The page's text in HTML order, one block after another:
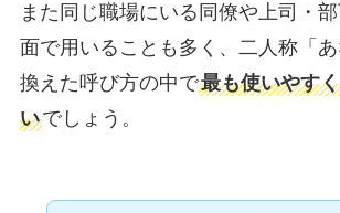
また同じ職場にいる同僚や上司・
面で用いることも多く、二人称「
換えた呼び方の中で最も使いやす
いでしょう。